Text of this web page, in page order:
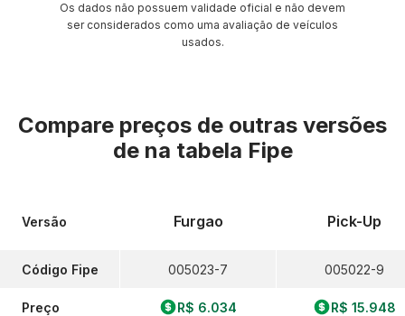
Os dados não possuem validade oficial e não devem
ser considerados como uma avaliação de veículos
usados.
Compare preços de outras versões
de na tabela Fipe
Versão
Código Fipe
Preço
Furgao
005023-7
R$ 6.034
Pick-Up
005022-9
R$ 15.948